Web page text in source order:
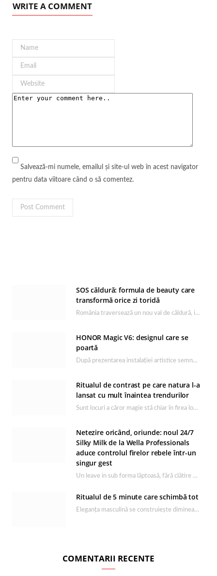
WRITE A COMMENT
Salvează-mi numele, emailul și site-ul web în acest navigator
pentru data viitoare când o să comentez.
SOS căldură: formula de beauty care
transformă orice zi toridă
România traversează un nou val de căldură, iar rutina de îngrijire capătă un rol esențial…
HONOR Magic V6: designul care se
poartă
După prezentarea instalației artistice semnată de Catrinel Săbăciag în cadrul evenimentului de lansare HONOR Magic…
Ritualul de contrast pe care natura l-a
lansat cu mult înaintea trendurilor
Sunt locuri a căror magie stă chiar în firea lor naturală, iar Lacul Ursu din…
Netezire oricând, oriunde: noul 24/7
Silky Milk de la Wella Professionals
aduce controlul firelor rebele într-un
singur gest
Un leave in sub forma lăptoasă, fără clătire care completează rutina Ultimate Smooth și transformă…
Ritualul de 5 minute care schimbă tot
Eleganța masculină se construiește dimineața, în câteva minute și cu produsele potrivite. O rutină de…
COMENTARII RECENTE